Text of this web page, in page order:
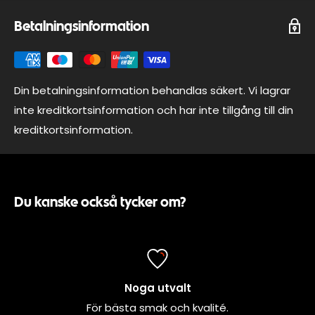
Betalningsinformation
Din betalningsinformation behandlas säkert. Vi lagrar
inte kreditkortsinformation och har inte tillgång till din
kreditkortsinformation.
Du kanske också tycker om?
Noga utvalt
För bästa smak och kvalité.